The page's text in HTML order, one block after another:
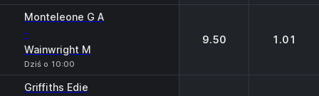
Monteleone G A
-
Wainwright M
Dziś o 10:00
9.50 1.01
Griffiths Edie